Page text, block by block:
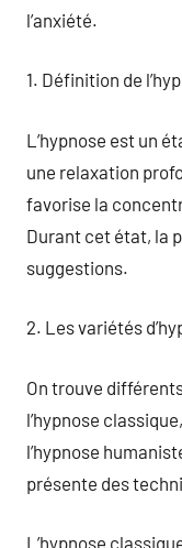
l’anxiété.
1. Définition de
L’hypnose est un
une relaxation
favorise la
Durant cet état, la
suggestions.
2. Les variétés
On trouve
l’hypnose
l’hypnose
présente des
L’hypnose